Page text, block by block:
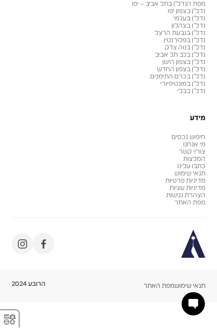
מפת הנדל״ן בתל אביב – יפו
נדל״ן בצפון יפו
נדל״ן בעג׳מי
נדל״ן בצהלון
נדל״ן בגבעת הרצל
נדל״ן בפלורנטין
נדל״ן בנוה צדק
נדל״ן בלב תל אביב
נדל״ן בצפון הישן
נדל״ן בצפון החדש
נדל״ן בכרם התימנים
נדל״ן במונטיפיורי
נדל״ן בבלי
מידע
חיפוש נכסים
מי אנחנו
צור/י קשר
המלצות
כתבו עלינו
תנאי שימוש
מדיניות פרטיות
מדיניות עוגיות
הצהרת נגישות
מפת האתר
תנאי שימושמפת האתר הרובע 2024
⚥︎